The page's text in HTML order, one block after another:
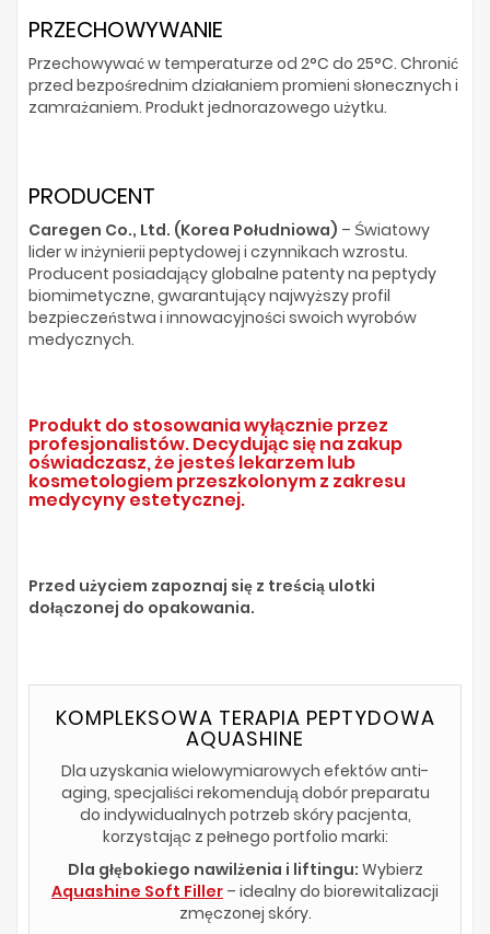
PRZECHOWYWANIE
Przechowywać w temperaturze od 2°C do 25°C. Chronić
przed bezpośrednim działaniem promieni słonecznych i
zamrażaniem. Produkt jednorazowego użytku.
PRODUCENT
Caregen Co., Ltd. (Korea Południowa) – Światowy
lider w inżynierii peptydowej i czynnikach wzrostu.
Producent posiadający globalne patenty na peptydy
biomimetyczne, gwarantujący najwyższy profil
bezpieczeństwa i innowacyjności swoich wyrobów
medycznych.
Produkt do stosowania wyłącznie przez
profesjonalistów. Decydując się na zakup
oświadczasz, że jesteś lekarzem lub
kosmetologiem przeszkolonym z zakresu
medycyny estetycznej.
Przed użyciem zapoznaj się z treścią ulotki
dołączonej do opakowania.
KOMPLEKSOWA TERAPIA PEPTYDOWA
AQUASHINE
Dla uzyskania wielowymiarowych efektów anti-
aging, specjaliści rekomendują dobór preparatu
do indywidualnych potrzeb skóry pacjenta,
korzystając z pełnego portfolio marki:
Dla głębokiego nawilżenia i liftingu: Wybierz
Aquashine Soft Filler – idealny do biorewitalizacji
zmęczonej skóry.